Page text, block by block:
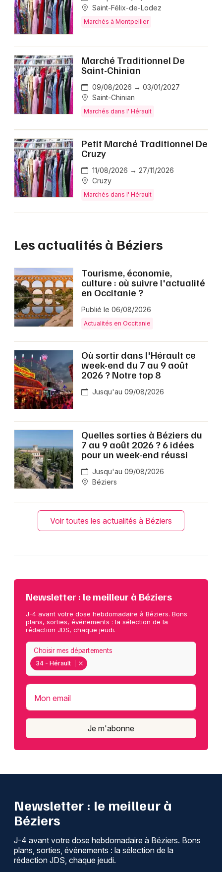
Saint-Félix-de-Lodez
Marchés à Montpellier
Marché Traditionnel De
Saint-Chinian
09/08/2026 → 03/01/2027
Saint-Chinian
Marchés dans l' Hérault
Petit Marché Traditionnel De
Cruzy
11/08/2026 → 27/11/2026
Cruzy
Marchés dans l' Hérault
Les actualités à Béziers
Tourisme, économie,
culture : où suivre l'actualité
en Occitanie ?
Publié le 06/08/2026
Actualités en Occitanie
Où sortir dans l'Hérault ce
week-end du 7 au 9 août
2026 ? Notre top 8
Jusqu'au 09/08/2026
Quelles sorties à Béziers du
7 au 9 août 2026 ? 6 idées
pour un week-end réussi
Jusqu'au 09/08/2026
Béziers
Voir toutes les actualités à Béziers
Newsletter : le meilleur à Béziers
J-4 avant votre dose hebdomadaire à Béziers. Bons
plans, sorties, événements : la sélection de la
rédaction JDS, chaque jeudi.
34 - Hérault
Choisir mes départements
Mon email
Je m'abonne
Newsletter : le meilleur à
Béziers
J-4 avant votre dose hebdomadaire à Béziers. Bons
plans, sorties, événements : la sélection de la
rédaction JDS, chaque jeudi.